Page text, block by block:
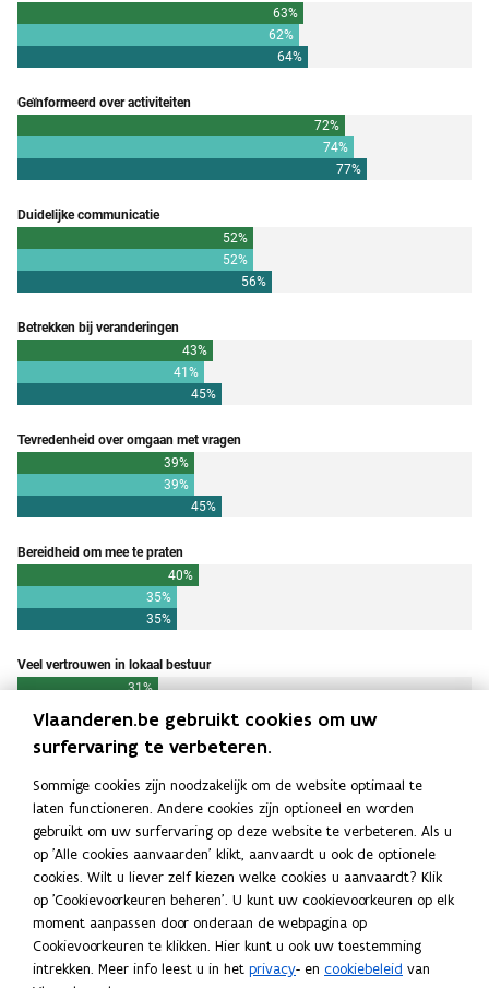
Toelichting
Deel deze pagina
L
i
n
k
e
K
o
p
i
e
Neem contact met ons op
Vlaanderen.be gebruikt cookies om uw
surfervaring te verbeteren.
Sommige cookies zijn noodzakelijk om de website optimaal te
laten functioneren. Andere cookies zijn optioneel en worden
gebruikt om uw surfervaring op deze website te verbeteren. Als u
op 'Alle cookies aanvaarden' klikt, aanvaardt u ook de optionele
cookies. Wilt u liever zelf kiezen welke cookies u aanvaardt? Klik
op 'Cookievoorkeuren beheren'. U kunt uw cookievoorkeuren op elk
moment aanpassen door onderaan de webpagina op
Cookievoorkeuren te klikken. Hier kunt u ook uw toestemming
intrekken. Meer info leest u in het privacy- en cookiebeleid van